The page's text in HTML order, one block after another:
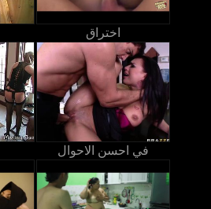
اختراق
في احسن الاحوال